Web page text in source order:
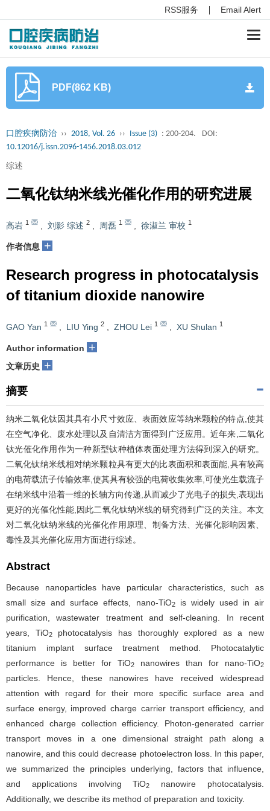
RSS服务 Email Alert
PDF(862 KB)
口腔疾病防治 ›› 2018, Vol. 26 ›› Issue (3) : 200-204.
DOI:
10.12016/j.issn.2096-1456.2018.03.012
综述
二氧化钛纳米线光催化作用的研究进展
高岩 1 刘影 综述 2 周磊 1 徐淑兰 审校 1
作者信息 +
Research progress in photocatalysis
of titanium dioxide nanowire
GAO Yan 1 LIU Ying 2 ZHOU Lei 1 XU Shulan 1
Author information +
文章历史 +
摘要
纳米二氧化钛因其具有小尺寸效应、表面效应等纳米颗粒的特点,使其
在空气净化、废水处理以及自清洁方面得到广泛应用。近年来,二氧化
钛光催化作用作为一种新型钛种植体表面处理方法得到深入的研究。
二氧化钛纳米线相对纳米颗粒具有更大的比表面积和表面能,具有较高
的电荷载流子传输效率,使其具有较强的电荷收集效率,可使光生载流子
在纳米线中沿着一维的长轴方向传递,从而减少了光电子的损失,表现出
更好的光催化性能,因此二氧化钛纳米线的研究得到广泛的关注。本文
对二氧化钛纳米线的光催化作用原理、制备方法、光催化影响因素、
毒性及其光催化应用方面进行综述。
Abstract
Because nanoparticles have particular characteristics, such as
small size and surface effects, nano-TiO2is widely used in air
purification, wastewater treatment and self-cleaning. In recent
years, TiO2photocatalysis has thoroughly explored as a new
titanium implant surface treatment method. Photocatalytic
performance is better for TiO2 nanowires than for nano-TiO2
particles. Hence, these nanowires have received widespread
attention with regard for their more specific surface area and
surface energy, improved charge carrier transport efficiency, and
enhanced charge collection efficiency. Photon-generated carrier
transport moves in a one dimensional straight path along a
nanowire, and this could decrease photoelectron loss. In this paper,
we summarized the principles underlying, factors that influence,
and applications involving TiO2
nanowire photocatalysis.
Additionally, we describe its method of preparation and toxicity.